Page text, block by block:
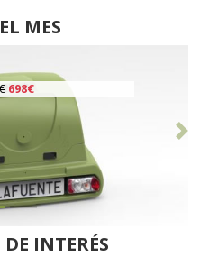
MES
INTERÉS